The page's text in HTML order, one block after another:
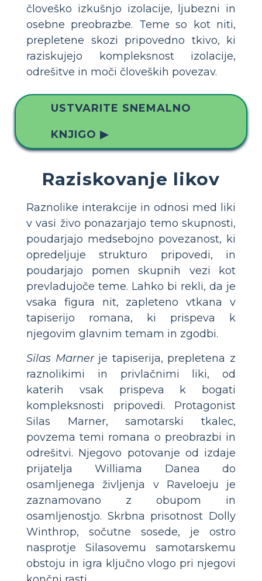
človeško izkušnjo izolacije, ljubezni in
osebne preobrazbe. Teme so kot niti,
prepletene skozi pripovedno tkivo, ki
raziskujejo kompleksnost izolacije,
odrešitve in moči človeških povezav.
USTVARITE SNEMALNO
KNJIGO ▶
Raziskovanje likov
Raznolike interakcije in odnosi med liki
v vasi živo ponazarjajo temo skupnosti,
poudarjajo medsebojno povezanost, ki
opredeljuje strukturo pripovedi, in
poudarjajo pomen skupnih vezi kot
prevladujoče teme. Lahko bi rekli, da je
vsaka figura nit, zapleteno vtkana v
tapiserijo romana, ki prispeva k
njegovim glavnim temam in zgodbi.
Silas Marnerje tapiserija, prepletena z
raznolikimi in privlačnimi liki, od
katerih vsak prispeva k bogati
kompleksnosti pripovedi. Protagonist
Silas Marner, samotarski tkalec,
povzema temi romana o preobrazbi in
odrešitvi. Njegovo potovanje od izdaje
prijatelja Williama Danea do
osamljenega življenja v Raveloeju je
zaznamovano z obupom in
osamljenostjo. Skrbna prisotnost Dolly
Winthrop, sočutne sosede, je ostro
nasprotje Silasovemu samotarskemu
obstoju in igra ključno vlogo pri njegovi